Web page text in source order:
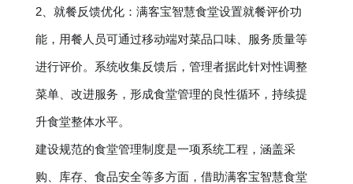
2、就餐反馈优化：满客宝智慧食堂设置就餐评价功
能，用餐人员可通过移动端对菜品口味、服务质量等
进行评价。系统收集反馈后，管理者据此针对性调整
菜单、改进服务，形成食堂管理的良性循环，持续提
升食堂整体水平。
建设规范的食堂管理制度是一项系统工程，涵盖采
购、库存、食品安全等多方面，借助满客宝智慧食堂